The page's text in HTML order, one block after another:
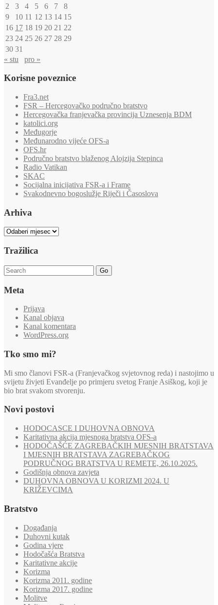
2
3 4 5 6 7
8
9
10 11 12 13 14 15
16 17 18 19 20 21 22
23 24 25 26 27 28 29
30 31
« stu
pro »
Korisne poveznice
Fra3.net
FSR – Hercegovačko područno bratstvo
Hercegovačka franjevačka provincija Uznesenja BDM
katolici.org
Međugorje
Međunarodno vijeće OFS-a
OFS.hr
Područno bratstvo blaženog Alojzija Stepinca
Radio Vatikan
SKAC
Socijalna inicijativa FSR-a i Frame
Svakodnevno bogoslužje Riječi i Časoslova
Arhiva
Arhiva
Tražilica
Go
Meta
Prijava
Kanal objava
Kanal komentara
WordPress.org
Tko smo mi?
Mi smo članovi FSR-a (Franjevačkog svjetovnog reda) i nastojimo u
svijetu živjeti Evanđelje po primjeru svetog Franje Asiškog, koji je
bio brat svakom stvorenju.
Novi postovi
HODOCASCE I DUHOVNA OBNOVA
Karitativna akcija mjesnoga bratstva OFS-a
HODOČAŠĆE ZAGREBAČKIH MJESNIH BRATSTAVA
I MJESNIH BRATSTAVA ZAGREBAČKOG
PODRUČNOG BRATSTVA U REMETE, 26.10.2025.
Godišnja obnova zavjeta
DUHOVNA OBNOVA U KORIZMI 2024. U
KRIŽEVCIMA
Bratstvo
Događanja
Duhovni kutak
Godina vjere
Hodočašća Bratstva
Karitativne akcije
Korizma
Korizma 2011. godine
Korizma 2017. godine
Molitve